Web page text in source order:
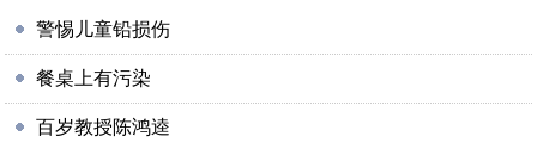
警惕儿童铅损伤
餐桌上有污染
百岁教授陈鸿逵